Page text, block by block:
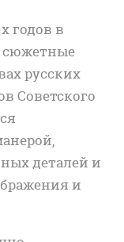
годов в
сюжетные
русских
Советского
деталей и
и